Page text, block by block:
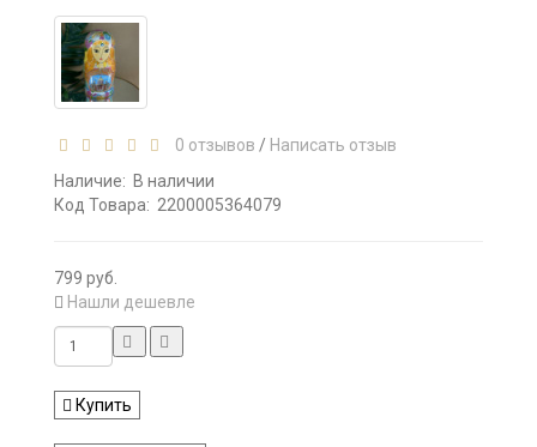
0 отзывов / Написать отзыв
Наличие: В наличии
Код Товара: 2200005364079
799 руб.
Нашли дешевле
Купить